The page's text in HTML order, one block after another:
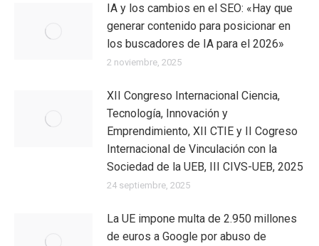
IA y los cambios en el SEO: «Hay que
generar contenido para posicionar en
los buscadores de IA para el 2026»
2 noviembre, 2025
XII Congreso Internacional Ciencia,
Tecnología, Innovación y
Emprendimiento, XII CTIE y II Cogreso
Internacional de Vinculación con la
Sociedad de la UEB, III CIVS-UEB, 2025
24 septiembre, 2025
La UE impone multa de 2.950 millones
de euros a Google por abuso de